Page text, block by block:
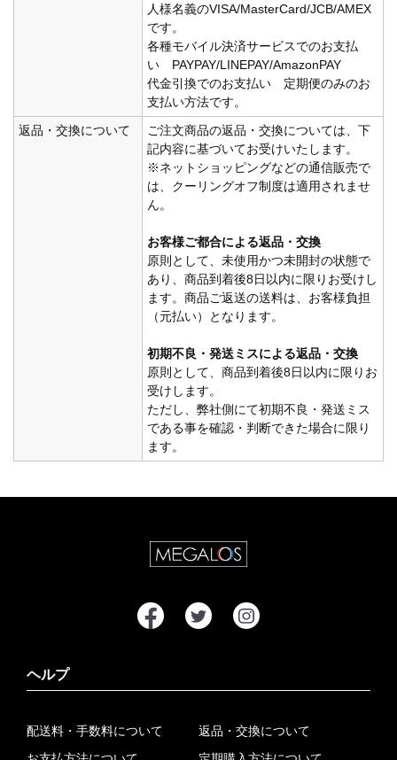
人様名義のVISA/MasterCard/JCB/AMEX
です。
各種モバイル決済サービスでのお支払
い PAYPAY/LINEPAY/AmazonPAY
代金引換でのお支払い 定期便のみのお
支払い方法です。
返品・交換について
ご注文商品の返品・交換については、下
記内容に基づいてお受けいたします。
※ネットショッピングなどの通信販売で
は、クーリングオフ制度は適用されませ
ん。
お客様ご都合による返品・交換
原則として、未使用かつ未開封の状態で
あり、商品到着後8日以内に限りお受けし
ます。商品ご返送の送料は、お客様負担
（元払い）となります。
初期不良・発送ミスによる返品・交換
原則として、商品到着後8日以内に限りお
受けします。
ただし、弊社側にて初期不良・発送ミス
である事を確認・判断できた場合に限り
ます。
ヘルプ
配送料・手数料について
返品・交換について